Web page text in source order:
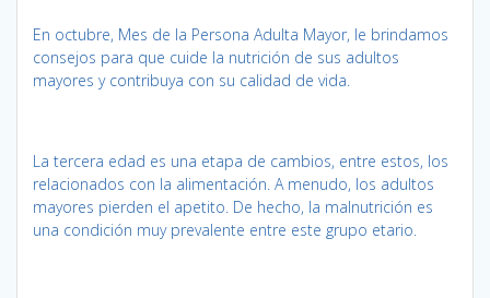
En octubre, Mes de la Persona Adulta Mayor, le brindamos
consejos para que cuide la nutrición de sus adultos
mayores y contribuya con su calidad de vida.
La tercera edad es una etapa de cambios, entre estos, los
relacionados con la alimentación. A menudo, los adultos
mayores pierden el apetito. De hecho, la malnutrición es
una condición muy prevalente entre este grupo etario.